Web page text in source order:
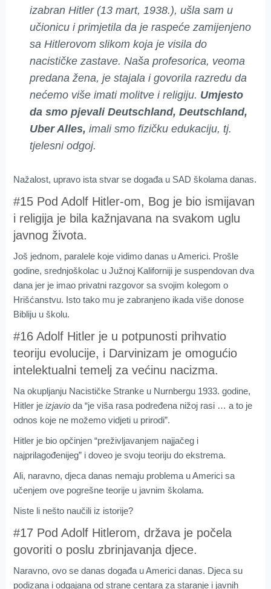
izabran Hitler (13 mart, 1938.), ušla sam u
učionicu i primjetila da je raspeće zamijenjeno
sa Hitlerovom slikom koja je visila do
nacističke zastave. Naša profesorica, veoma
predana žena, je stajala i govorila razredu da
nećemo više imati molitve i religiju. Umjesto
da smo pjevali Deutschland, Deutschland,
Uber Alles, imali smo fizičku edukaciju, tj.
tjelesni odgoj.
Nažalost, upravo ista stvar se događa u SAD školama danas.
#15 Pod Adolf Hitler-om, Bog je bio ismijavan
i religija je bila kažnjavana na svakom uglu
javnog života.
Još jednom, paralele koje vidimo danas u Americi. Prošle
godine, srednjoškolac u Južnoj Kaliforniji je suspendovan dva
dana jer je imao privatni razgovor sa svojim kolegom o
Hrišćanstvu. Isto tako mu je zabranjeno ikada više donose
Bibliju u školu.
#16 Adolf Hitler je u potpunosti prihvatio
teoriju evolucije, i Darvinizam je omogućio
intelektualni temelj za većinu nacizma.
Na okupljanju Nacističke Stranke u Nurnbergu 1933. godine,
Hitler je izjavio da “je viša rasa podređena nižoj rasi … a to je
odnos koje ne možemo vidjeti u prirodi”.
Hitler je bio opčinjen “preživljavanjem najjačeg i
najprilagođenijeg” i doveo je svoju teoriju do ekstrema.
Ali, naravno, djeca danas nemaju problema u Americi sa
učenjem ove pogrešne teorije u javnim školama.
Niste li nešto naučili iz istorije?
#17 Pod Adolf Hitlerom, država je počela
govoriti o poslu zbrinjavanja djece.
Naravno, ovo se danas događa u Americi danas. Djeca su
podizana i odgajana od strane centara za staranje i javnih